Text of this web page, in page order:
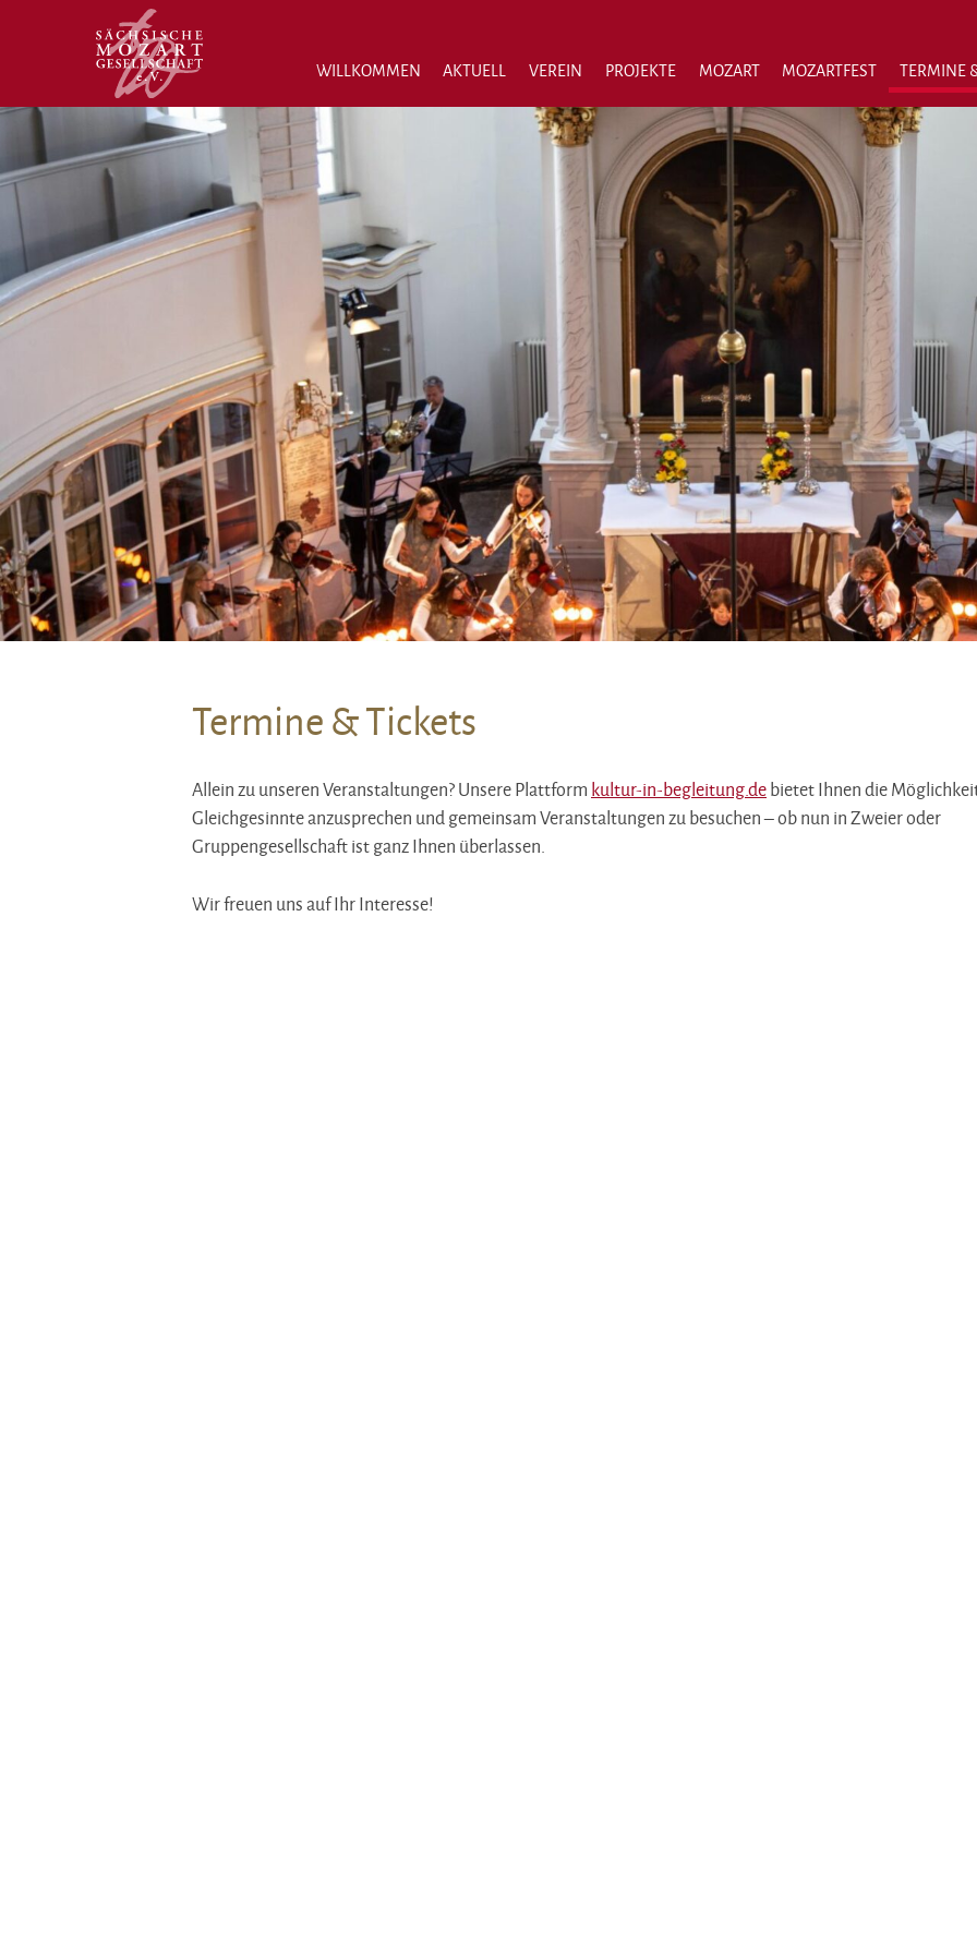
WILLKOMMEN AKTUELL VEREIN PROJEKTE MOZART MOZARTFEST TERMINE
Termine & Tickets
Allein zu unseren Veranstaltungen? Unsere Plattform kultur-in-begleitung.debietet Ihnen die
Gleichgesinnte anzusprechen und gemeinsam Veranstaltungen zu besuchen – ob nun in Zweier oder
Gruppengesellschaft ist ganz Ihnen überlassen.
Wir freuen uns auf Ihr Interesse!